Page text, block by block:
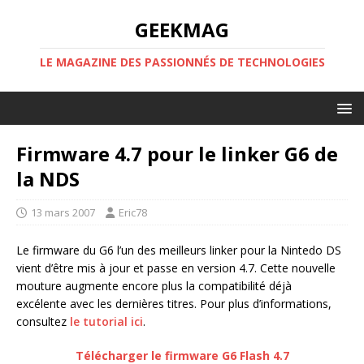
GEEKMAG
LE MAGAZINE DES PASSIONNÉS DE TECHNOLOGIES
Firmware 4.7 pour le linker G6 de
la NDS
13 mars 2007 Eric78
Le firmware du G6 l’un des meilleurs linker pour la Nintedo DS
vient d’être mis à jour et passe en version 4.7. Cette nouvelle
mouture augmente encore plus la compatibilité déjà
excélente avec les dernières titres. Pour plus d’informations,
consultez le tutorial ici.
Télécharger le firmware G6 Flash 4.7